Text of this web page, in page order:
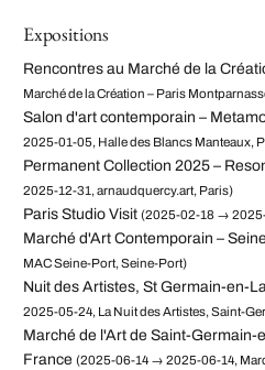
Expositions
Rencontres au Marché de la
Marché de la Création – Paris
Salon d'art contemporain –
2025-01-05, Halle des Blancs Manteaux,
Permanent Collection 2025 –
2025-12-31, arnaudquercy.art, Paris)
Paris Studio Visit (2025-02-18 →
Marché d'Art Contemporain –
MAC Seine-Port, Seine-Port)
Nuit des Artistes, St Germain-en-
2025-05-24, La Nuit des Artistes, Saint-
Marché de l'Art de Saint-Germain-
France (2025-06-14 → 2025-06-14,